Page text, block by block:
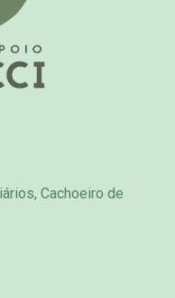
Cachoeiro de